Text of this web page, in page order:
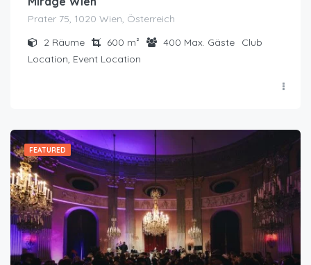
Prater 75, 1020 Wien, Österreich
2 Räume 600 m² 400 Max. Gäste
Club
Location, Event Location
FEATURED